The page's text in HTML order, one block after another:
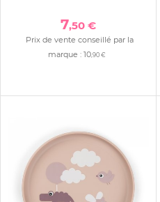
7,50 €
Prix de vente conseillé par la
marque : 10,90 €